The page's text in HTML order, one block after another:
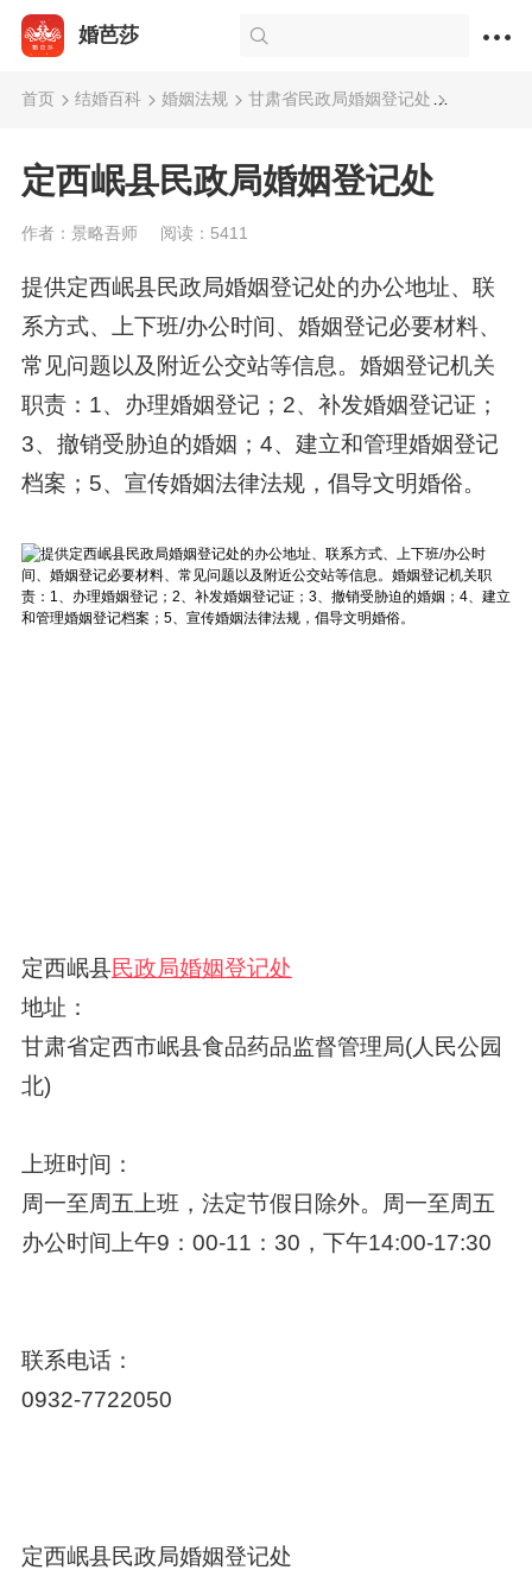
婚芭莎
首页 结婚百科 婚姻法规 甘肃省民政局婚姻登记处
定西岷县民政局婚姻登记处
作者：景略吾师 阅读：5411
提供定西岷县民政局婚姻登记处的办公地址、联
系方式、上下班/办公时间、婚姻登记必要材料、
常见问题以及附近公交站等信息。婚姻登记机关
职责：1、办理婚姻登记；2、补发婚姻登记证；
3、撤销受胁迫的婚姻；4、建立和管理婚姻登记
档案；5、宣传婚姻法律法规，倡导文明婚俗。
定西岷县民政局婚姻登记处
地址：
甘肃省定西市岷县食品药品监督管理局(人民公园
北)
上班时间：
周一至周五上班，法定节假日除外。周一至周五
办公时间上午9：00-11：30，下午14:00-17:30
联系电话：
0932-7722050
定西岷县民政局婚姻登记处